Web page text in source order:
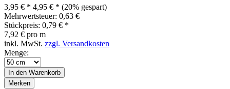
3,95 € * 4,95 € * (20% gespart)
Mehrwertsteuer: 0,63 €
Stückpreis: 0,79 € *
7,92 € pro m
inkl. MwSt. zzgl. Versandkosten
Menge:
In den Warenkorb
Merken